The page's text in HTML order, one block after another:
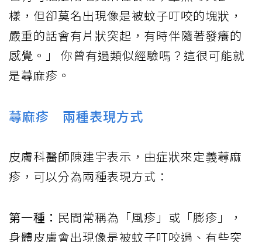
樣，但卻莫名出現像是被蚊子叮咬的塊狀，
嚴重的話會有片狀突起，有時伴隨著發癢的
感覺。」
你曾有過類似經驗嗎？這很可能就
是蕁麻疹。
蕁麻疹 兩種表現方式
皮膚科醫師陳建宇表示，由症狀來定義蕁麻
疹，可以分為兩種表現方式：
第一種： 民間常稱為「風疹」或「膨疹」，
身體皮膚會出現像是被蚊子叮咬過、有些突